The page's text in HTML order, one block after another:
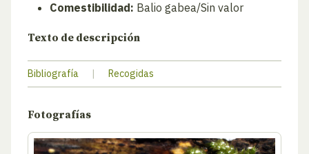
Comestibilidad: Balio gabea/Sin valor
Texto de descripción
Bibliografía | Recogidas
Fotografías